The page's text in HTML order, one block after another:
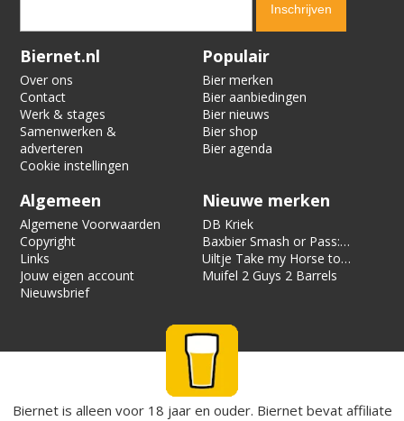
Verification code:
Biernet.nl
Over ons
Contact
Werk & stages
Samenwerken &
adverteren
Cookie instellingen
Populair
Bier merken
Bier aanbiedingen
Bier nieuws
Bier shop
Bier agenda
Algemeen
Algemene Voorwaarden
Copyright
Links
Jouw eigen account
Nieuwsbrief
Nieuwe merken
DB Kriek
Baxbier Smash or Pass:
Strata
Uiltje Take my Horse to
the Hotel Room
Muifel 2 Guys 2 Barrels
Biernet is alleen voor 18 jaar en ouder. Biernet bevat affiliate